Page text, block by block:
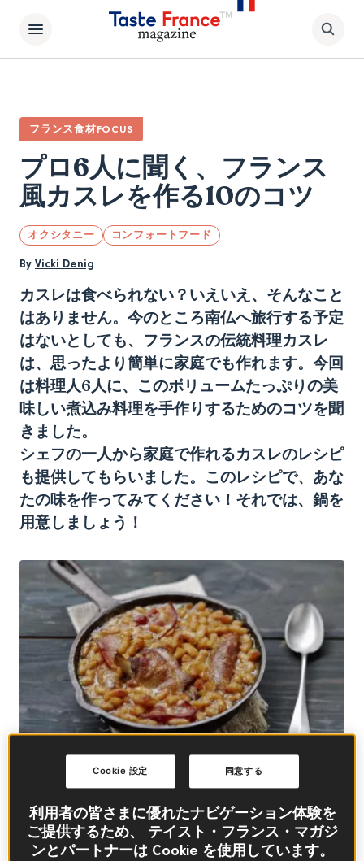
フランス食材FOCUS
プロ6人に聞く、フランス
風カスレを作る10のコツ
オクシタニー コンフォートフード
By Vicki Denig
カスレは食べられない？いえいえ、そんなこと
はありません。今のところ南仏へ旅行する予定
はないとしても、フランスの伝統料理カスレ
は、思ったより簡単に家庭でも作れます。今回
は料理人6人に、このボリュームたっぷりの美
味しい煮込み料理を手作りするためのコツを聞
きました。
シェフの一人から家庭で作れるカスレのレシピ
も提供してもらいました。このレシピで、あな
たの味を作ってみてください！それでは、鍋を
用意しましょう！
© ©Viel-Pierre Louis
この記事の中に
利用者の皆さまに優れたナビゲーション体験を
ご提供するため、 テイスト・フランス・マガジ
ンとパートナーは Cookie を使用しています。
同意する
Cookie 設定